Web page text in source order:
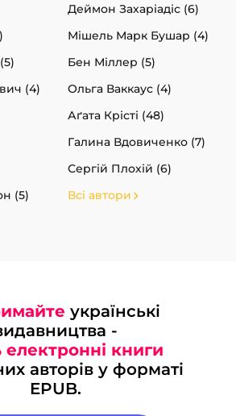
Деймон Захаріадіс (6)
Мішель Марк Бушар (4)
Бен Міллер (5)
(4)
Ольга Ваккаус (4)
Аґата Крісті (48)
Галина Вдовиченко (7)
Сергій Плохій (6)
(5)
Всі автори
українські
-
електронні книги
авторів у форматі
EPUB.